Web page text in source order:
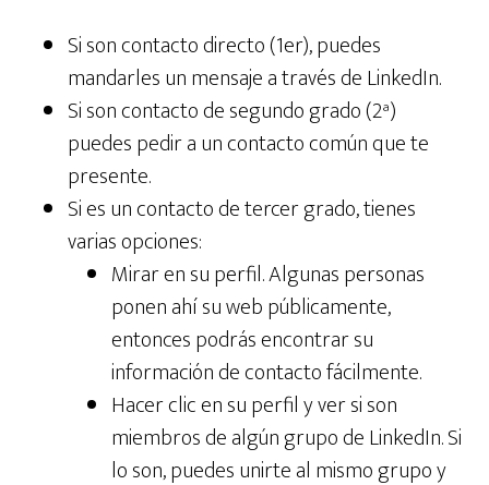
Si son contacto directo (1er), puedes
mandarles un mensaje a través de LinkedIn.
Si son contacto de segundo grado (2ª)
puedes pedir a un contacto común que te
presente.
Si es un contacto de tercer grado, tienes
varias opciones:
Mirar en su perfil. Algunas personas
ponen ahí su web públicamente,
entonces podrás encontrar su
información de contacto fácilmente.
Hacer clic en su perfil y ver si son
miembros de algún grupo de LinkedIn. Si
lo son, puedes unirte al mismo grupo y